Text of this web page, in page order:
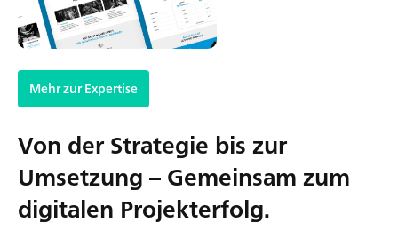
Mehr zur Expertise
Von der Strategie bis zur
Umsetzung – Gemeinsam zum
digitalen Projekterfolg.